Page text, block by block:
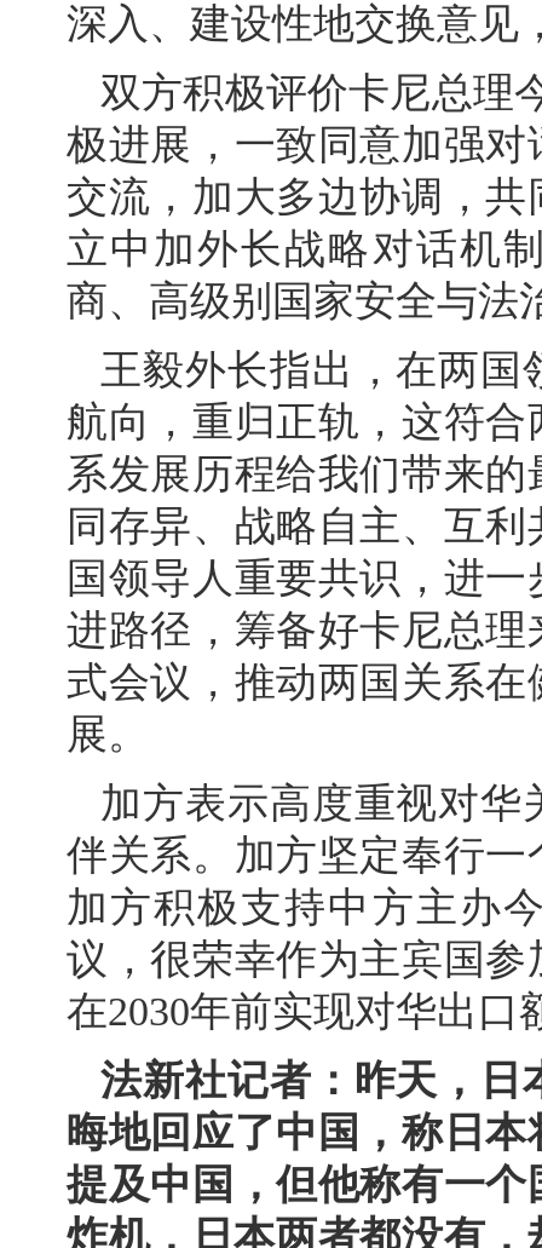
深入、建设性地交换意见
双方积极评价卡尼总理
极进展，一致同意加强
交流，加大多边协调，
立中加外长战略对话机
商、高级别国家安全与法
王毅外长指出，在两
航向，重归正轨，这符
系发展历程给我们带来
同存异、战略自主、互
国领导人重要共识，进
进路径，筹备好卡尼总
式会议，推动两国关系
展。
加方表示高度重视对
伴关系。加方坚定奉行
加方积极支持中方主办
议，很荣幸作为主宾国
在2030年前实现对华出口
法新社记者：昨天，日
晦地回应了中国，称日
提及中国，但他称有一
炸机，日本两者都没有